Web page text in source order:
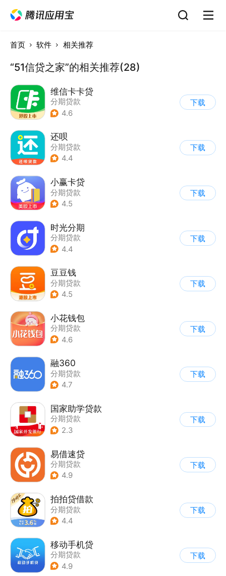
首页 软件 相关推荐
“51信贷之家”的相关推荐(28)
维信卡卡贷
分期贷款
4.6
下载
还呗
分期贷款
4.4
下载
小赢卡贷
分期贷款
4.5
下载
时光分期
分期贷款
4.4
下载
豆豆钱
分期贷款
4.5
下载
小花钱包
分期贷款
4.6
下载
融360
分期贷款
4.7
下载
国家助学贷款
分期贷款
2.3
下载
易借速贷
分期贷款
4.9
下载
拍拍贷借款
分期贷款
4.4
下载
移动手机贷
分期贷款
4.9
下载